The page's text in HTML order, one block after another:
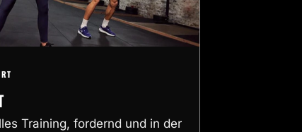
Training, fordernd und in der